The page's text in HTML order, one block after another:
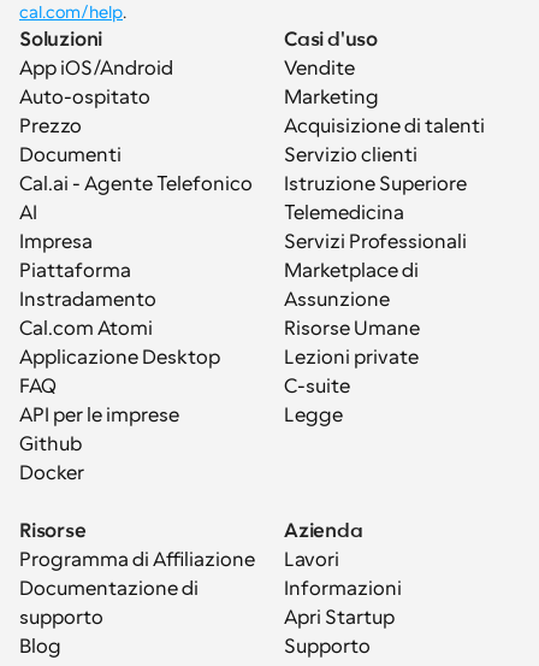
cal.com/help.
Soluzioni
App iOS/Android
Auto-ospitato
Prezzo
Documenti
Cal.ai - Agente Telefonico
AI
Impresa
Piattaforma
Instradamento
Cal.com Atomi
Applicazione Desktop
FAQ
API per le imprese
Github
Docker
Casi d'uso
Vendite
Marketing
Acquisizione di talenti
Servizio clienti
Istruzione Superiore
Telemedicina
Servizi Professionali
Marketplace di
Assunzione
Risorse Umane
Lezioni private
C-suite
Legge
Risorse
Programma di Affiliazione
Documentazione di
supporto
Blog
Azienda
Lavori
Informazioni
Apri Startup
Supporto